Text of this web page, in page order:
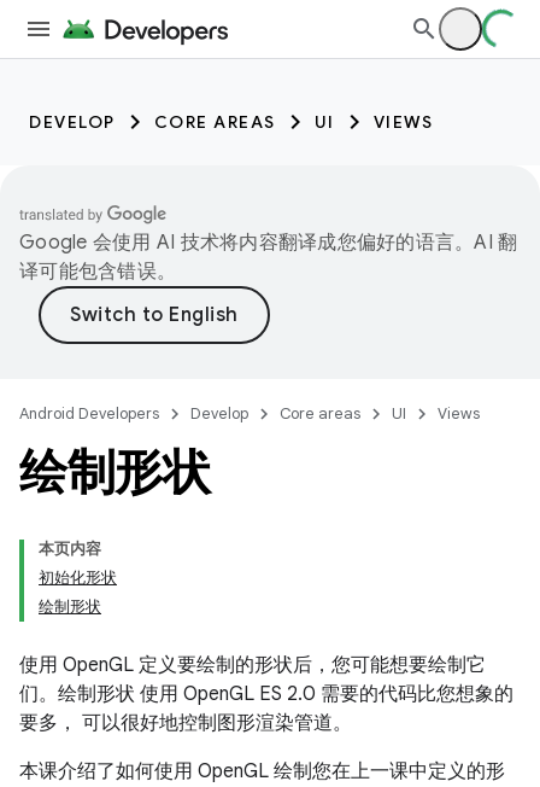
DEVELOP CORE AREAS UI VIEWS
Google 会使用 AI 技术将内容翻译成您偏好的语言。AI 翻
译可能包含错误。
Android Developers Develop Core areas UI Views
绘制形状
本页内容
初始化形状
绘制形状
使用 OpenGL 定义要绘制的形状后，您可能想要绘制它
们。绘制形状 使用 OpenGL ES 2.0 需要的代码比您想象的
要多， 可以很好地控制图形渲染管道。
本课介绍了如何使用 OpenGL 绘制您在上一课中定义的形